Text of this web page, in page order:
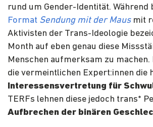
rund um Gender-Identität. Während
Format Sendung mit der Mausmit
Aktivisten der Trans-Ideologie
Month auf eben genau diese
Menschen aufmerksam zu
die vermeintlichen Expert:innen die
Interessensvertretung für
TERFs lehnen diese jedoch trans*
Aufbrechen der binären